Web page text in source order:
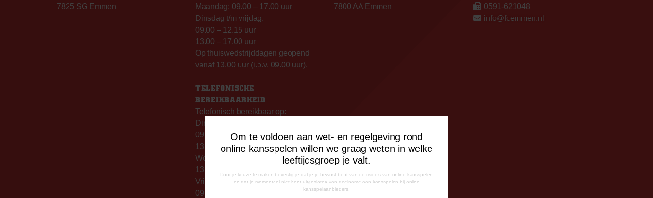
Om te voldoen aan wet- en regelgeving rond
online kansspelen willen we graag weten in welke
leeftijdsgroep je valt.
Door je keuze te maken bevestig je dat je je bewust bent van de risico's van online kansspelen
en dat je momenteel niet bent uitgesloten van deelname aan kansspelen bij online
kansspelaanbieders.
7825 SG Emmen
Maandag: 09.00 – 17.00 uur
Dinsdag t/m vrijdag:
09.00 – 12.15 uur
13.00 – 17.00 uur
Op thuiswedstrijddagen geopend
vanaf 13.00 uur (i.p.v. 09.00 uur).
TELEFONISCHE
BEREIKBAARHEID
Telefonisch bereikbaar op:
Dinsdag
09:00 - 12:15 uur
13:00 - 17:00 uur
Woensdag
13:00 - 17:00 uur
Vrijdag
09:00 - 12:15 uur
7800 AA Emmen
0591-621048
info@fcemmen.nl